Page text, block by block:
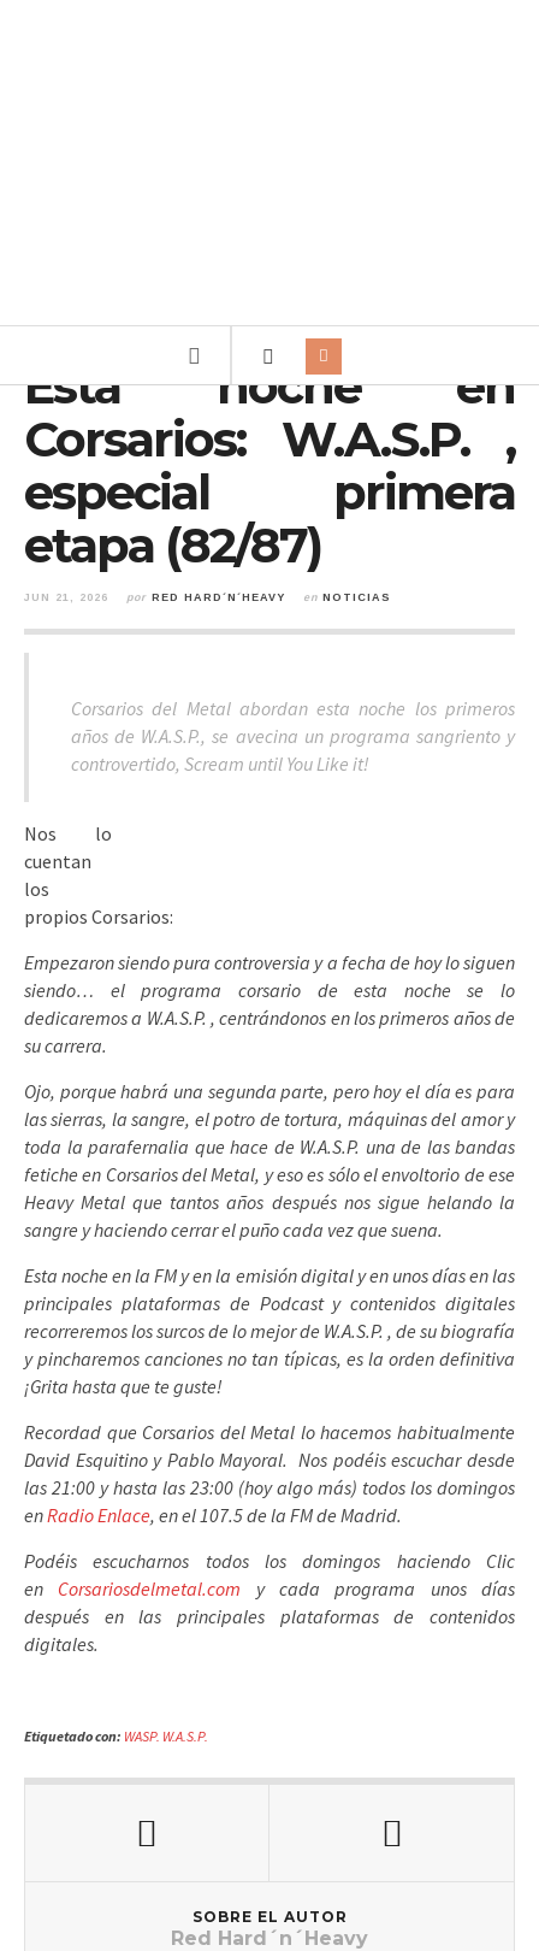
Esta noche en
Corsarios: W.A.S.P. ,
especial primera
etapa (82/87)
JUN 21, 2026 por RED HARD´N´HEAVY en NOTICIAS
Corsarios del Metal abordan esta noche los primeros
años de W.A.S.P., se avecina un programa sangriento y
controvertido, Scream until You Like it!
Nos lo
cuentan
los
propios Corsarios:
Empezaron siendo pura controversia y a fecha de hoy lo siguen
siendo… el programa corsario de esta noche se lo
dedicaremos a W.A.S.P. , centrándonos en los primeros años de
su carrera.
Ojo, porque habrá una segunda parte, pero hoy el día es para
las sierras, la sangre, el potro de tortura, máquinas del amor y
toda la parafernalia que hace de W.A.S.P. una de las bandas
fetiche en Corsarios del Metal, y eso es sólo el envoltorio de ese
Heavy Metal que tantos años después nos sigue helando la
sangre y haciendo cerrar el puño cada vez que suena.
Esta noche en la FM y en la emisión digital y en unos días en las
principales plataformas de Podcast y contenidos digitales
recorreremos los surcos de lo mejor de W.A.S.P. , de su biografía
y pincharemos canciones no tan típicas, es la orden definitiva
¡Grita hasta que te guste!
Recordad que Corsarios del Metal lo hacemos habitualmente
David Esquitino y Pablo Mayoral. Nos podéis escuchar desde
las 21:00 y hasta las 23:00 (hoy algo más) todos los domingos
enRadio Enlace, en el 107.5 de la FM de Madrid.
Podéis escucharnos todos los domingos haciendo Clic
en Corsariosdelmetal.com y cada programa unos días
después en las principales plataformas de contenidos
digitales.
Etiquetado con: WASP. W.A.S.P.
SOBRE EL AUTOR
Red Hard´n´Heavy